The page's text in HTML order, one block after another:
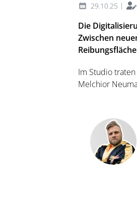
29.10.25 |
Die
Zwischen
Im Studio
Melchior